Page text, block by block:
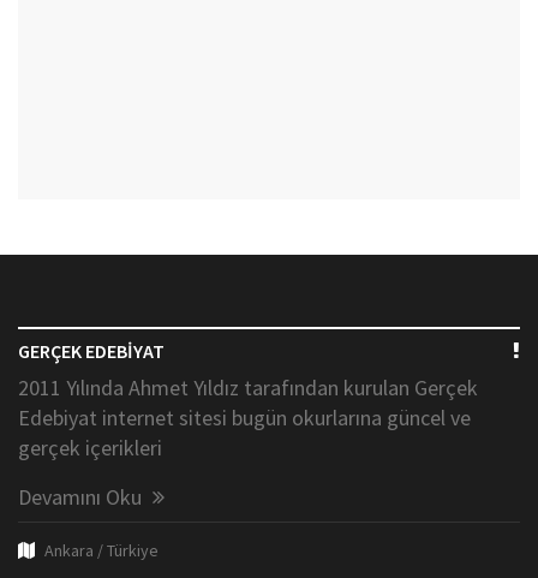
GERÇEK EDEBİYAT
2011 Yılında Ahmet Yıldız tarafından kurulan Gerçek
Edebiyat internet sitesi bugün okurlarına güncel ve
gerçek içerikleri
Devamını Oku
Ankara / Türkiye